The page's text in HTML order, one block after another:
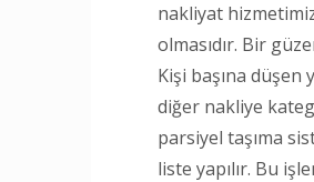
nakliyat
olmasıdır. Bir
Kişi başına düşen
diğer nakliye
parsiyel taşıma
liste yapılır. Bu